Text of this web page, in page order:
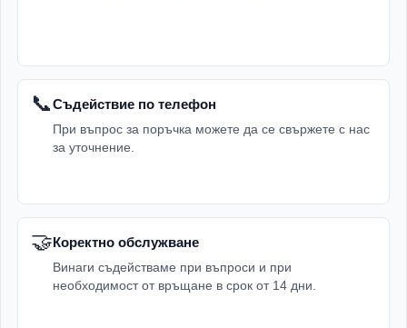
📞Съдействие по телефон
При въпрос за поръчка можете да се свържете с нас
за уточнение.
🤝Коректно обслужване
Винаги съдействаме при въпроси и при
необходимост от връщане в срок от 14 дни.